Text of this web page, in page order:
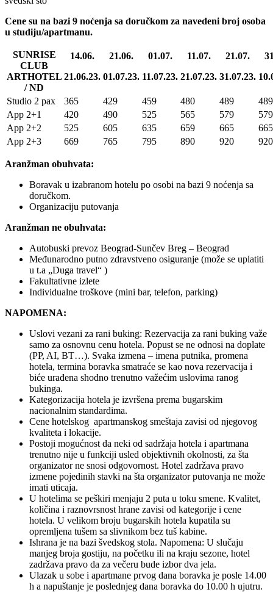
Cene su na bazi 9 noćenja sa doručkom za navedeni broj osoba
u studiju/apartmanu.
SUNRISE
CLUB
ARTHOTEL
/ ND
14.06.
21.06.23.
21.06.
01.07.23.
01.07.
11.07.23.
11.07.
21.07.23.
21.07.
31.07.23.
Studio 2 pax 365 429 459 480 489
489
App 2+1
420 490 525 565 579
579
App 2+2
525 605 635 659 665
665
App 2+3
669 765 795 890 920 920
Aranžman obuhvata:
Boravak u izabranom hotelu po osobi na bazi 9 noćenja sa
doručkom.
Organizaciju putovanja
Aranžman ne obuhvata:
Autobuski prevoz Beograd-Sunčev Breg – Beograd
Međunarodno putno zdravstveno osiguranje (može se uplatiti
u t.a „Duga travel“ )
Fakultativne izlete
Individualne troškove (mini bar, telefon, parking)
NAPOMENA:
Uslovi vezani za rani buking: Rezervacija za rani buking važe
samo za osnovnu cenu hotela. Popust se ne odnosi na doplate
(PP, AI, BT…). Svaka izmena – imena putnika, promena
hotela, termina boravka smatraće se kao nova rezervacija i
biće urađena shodno trenutno važećim uslovima ranog
bukinga.
Kategorizacija hotela je izvršena prema bugarskim
nacionalnim standardima.
Cene hotelskog apartmanskog smeštaja zavisi od njegovog
kvaliteta i lokacije.
Postoji mogućnost da neki od sadržaja hotela i apartmana
trenutno nije u funkciji usled objektivnih okolnosti, za šta
organizator ne snosi odgovornost. Hotel zadržava pravo
izmene pojedinih stavki na šta organizator putovanja ne može
imati uticaja.
U hotelima se peškiri menjaju 2 puta u toku smene. Kvalitet,
količina i raznovrsnost hrane zavisi od kategorije i cene
hotela. U velikom broju bugarskih hotela kupatila su
opremljena tušem sa slivnikom bez tuš kabine.
Ishrana je na bazi švedskog stola. Napomena: U slučaju
manjeg broja gostiju, na početku ili na kraju sezone, hotel
zadržava pravo da za večeru bude izbor dva jela.
Ulazak u sobe i apartmane prvog dana boravka je posle 14.00
h a napuštanje je poslednjeg dana boravka do 10.00 h ujutru.